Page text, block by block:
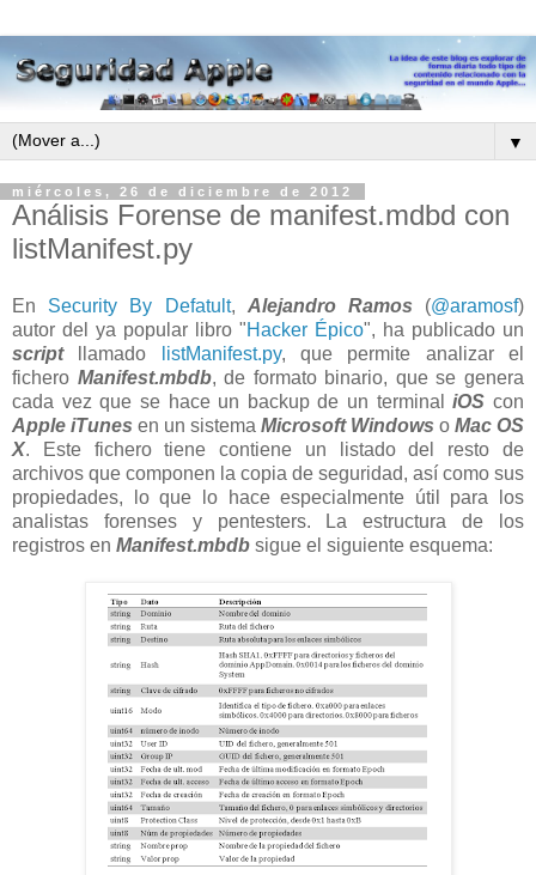
▼
miércoles, 26 de diciembre de 2012
Análisis Forense de manifest.mdbd con
listManifest.py
En Security By Defatult, Alejandro Ramos (@aramosf)
autor del ya popular libro "Hacker Épico", ha publicado un
scriptllamado listManifest.py, que permite analizar el
fichero Manifest.mbdb, de formato binario, que se genera
cada vez que se hace un backup de un terminaliOS con
Apple iTunes en un sistema Microsoft Windows o Mac OS
X. Este fichero tiene contiene un listado del resto de
archivos que componen la copia de seguridad, así como sus
propiedades, lo que lo hace especialmente útil para los
analistas forenses y pentesters. La estructura de los
registros en Manifest.mbdb sigue el siguiente esquema: